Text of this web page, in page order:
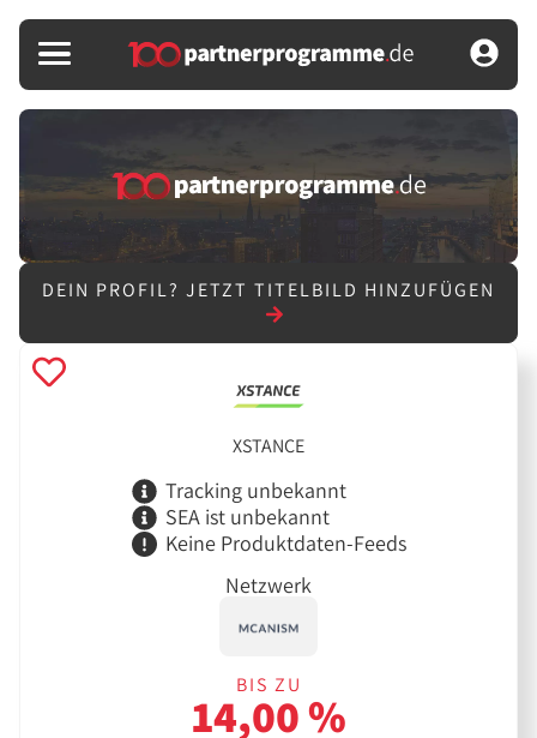
DEIN PROFIL? JETZT TITELBILD HINZUFÜGEN
XSTANCE
Tracking unbekannt
SEA ist unbekannt
Keine Produktdaten-Feeds
Netzwerk
BIS ZU
14,00 %